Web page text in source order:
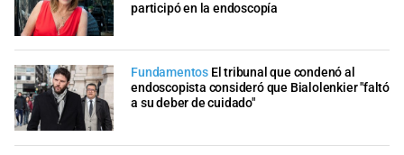
participó en la endoscopía
Fundamentos El tribunal que condenó al
endoscopista consideró que Bialolenkier "faltó
a su deber de cuidado"